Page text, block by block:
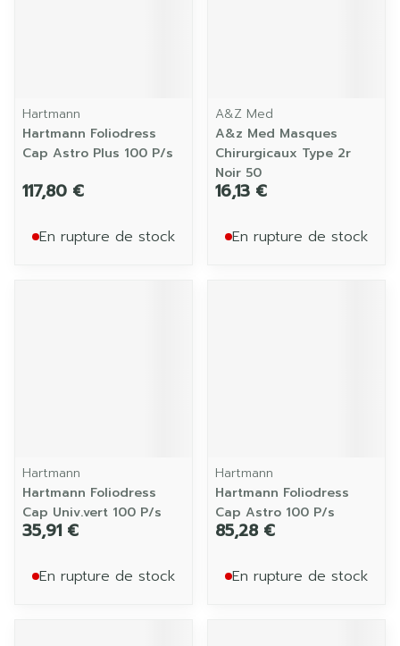
Hartmann
Hartmann Foliodress
Cap Astro Plus 100 P/s
117,80 €
En rupture de stock
A&Z Med
A&z Med Masques
Chirurgicaux Type 2r
Noir 50
16,13 €
En rupture de stock
Hartmann
Hartmann Foliodress
Cap Univ.vert 100 P/s
35,91 €
En rupture de stock
Hartmann
Hartmann Foliodress
Cap Astro 100 P/s
85,28 €
En rupture de stock